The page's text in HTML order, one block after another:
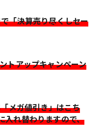
「決算売り尽くしセー
トアップキャンペーン
メガ値引き」はこち
入れ替わりますので、